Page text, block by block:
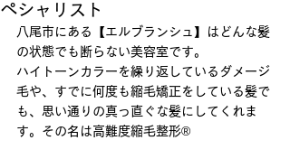
ペシャリスト
八尾市にある【エルブランシュ】はどんな髪
の状態でも断らない美容室です。
ハイトーンカラーを繰り返しているダメージ
毛や、すでに何度も縮毛矯正をしている髪で
も、思い通りの真っ直ぐな髪にしてくれま
す。その名は高難度縮毛整形®︎